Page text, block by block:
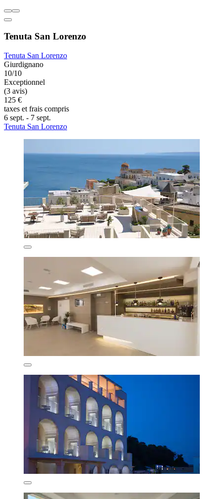
Tenuta San Lorenzo
Tenuta San Lorenzo
Giurdignano
10/10
Exceptionnel
(3 avis)
125 €
taxes et frais compris
6 sept. - 7 sept.
Tenuta San Lorenzo